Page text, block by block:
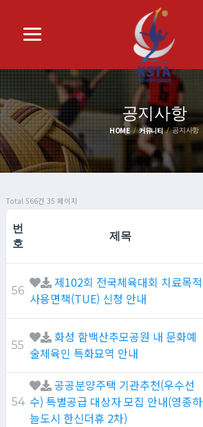
공지사항
HOME 커뮤니티 공지사항
Total 566건 35 페이지
번
호
제목
56
제102회 전국체육대회 치료목적
사용면책(TUE) 신청 안내
55
화성 함백산추모공원 내 문화예
술체육인 특화묘역 안내
54
공공분양주택 기관추천(우수선
수) 특별공급 대상자 모집 안내(영종하
늘도시 한신더휴 2차)